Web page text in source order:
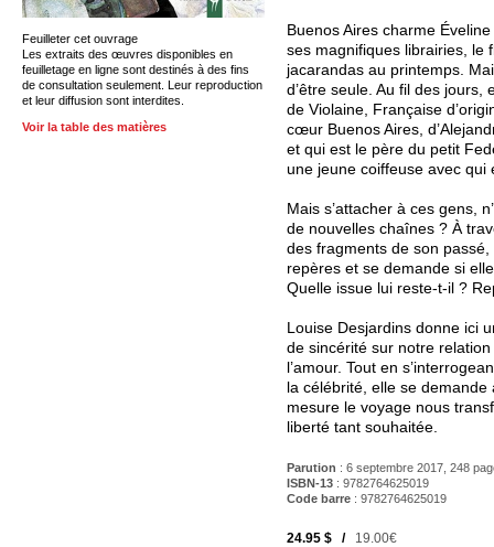
Feuilleter cet ouvrage
Les extraits des œuvres disponibles en
feuilletage en ligne sont destinés à des fins
de consultation seulement. Leur reproduction
et leur diffusion sont interdites.
Voir la table des matières
Buenos Aires charme
ses magnifiques librairies, le
jacarandas au printemps.
d’être seule. Au fil des jours,
de Violaine, Française
cœur Buenos Aires,
et qui est le père du petit
une jeune coiffeuse avec
Mais s’attacher à ces gens,
de nouvelles chaînes ? À
des fragments de son
repères et se demande si
Quelle issue lui reste-t-il ?
Louise Desjardins donne ici
de sincérité sur notre
l’amour. Tout en
la célébrité, elle se demande
mesure le voyage nous
liberté tant souhaitée.
Parution : 6 septembre 2017, 248
ISBN-13 : 9782764625019
Code barre : 9782764625019
24.95 $ /19.00€